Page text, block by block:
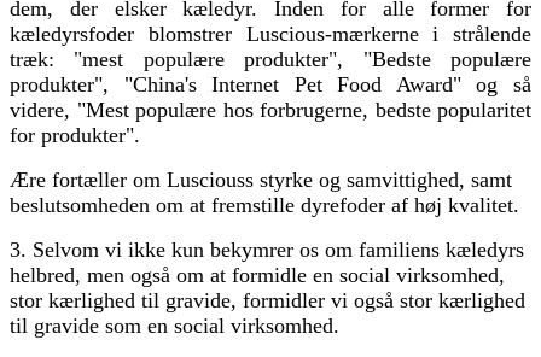
dem, der elsker kæledyr. Inden for alle former for
kæledyrsfoder blomstrer Luscious-mærkerne i strålende
træk: "mest populære produkter", "Bedste populære
produkter", "China's Internet Pet Food Award" og så
videre, "Mest populære hos forbrugerne, bedste popularitet
for produkter".
Ære fortæller om Lusciouss styrke og samvittighed, samt
beslutsomheden om at fremstille dyrefoder af høj kvalitet.
3. Selvom vi ikke kun bekymrer os om familiens kæledyrs
helbred, men også om at formidle en social virksomhed,
stor kærlighed til gravide, formidler vi også stor kærlighed
til gravide som en social virksomhed.